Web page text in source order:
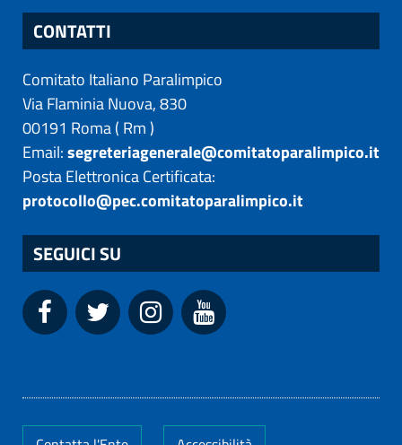
CONTATTI
Comitato Italiano Paralimpico
Via Flaminia Nuova, 830
00191 Roma( Rm)
Email:segreteriagenerale@comitatoparalimpico.it
Posta Elettronica Certificata:
protocollo@pec.comitatoparalimpico.it
SEGUICI SU